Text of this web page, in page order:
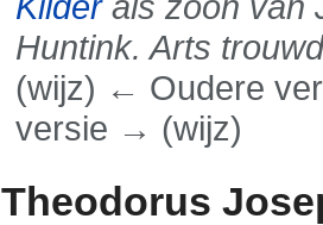
Huntink. Arts
(wijz) ← Oudere
versie → (wijz)
Theodorus